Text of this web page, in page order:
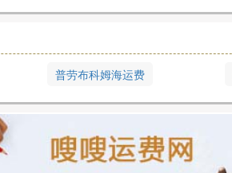
普劳布科姆海运费